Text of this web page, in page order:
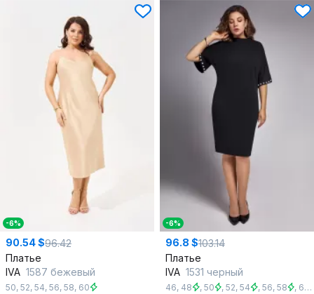
-6%
90.54 $96.42
Платье
IVA 1587 бежевый
50, 52, 54, 56, 58, 60
-6%
96.8 $103.14
Платье
IVA 1531 черный
46, 48 , 50 , 52, 54 , 56, 58 , 60 ,